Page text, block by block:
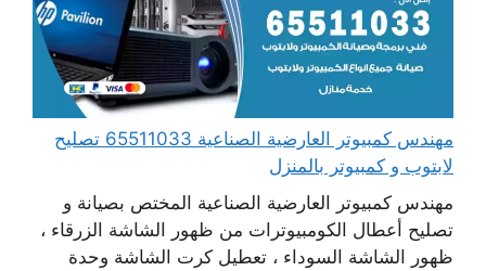
مهندس كمبيوتر العارضية الصناعية 65511033 تصليح
لابتوب و كمبيوتر بالمنزل
مهندس كمبيوتر العارضية الصناعية المختص بصيانة و
تصليح أعطال الكومبيوترات من ظهور الشاشة الزرقاء ،
ظهور الشاشة السوداء ، تعطيل كرت الشاشة وحدة